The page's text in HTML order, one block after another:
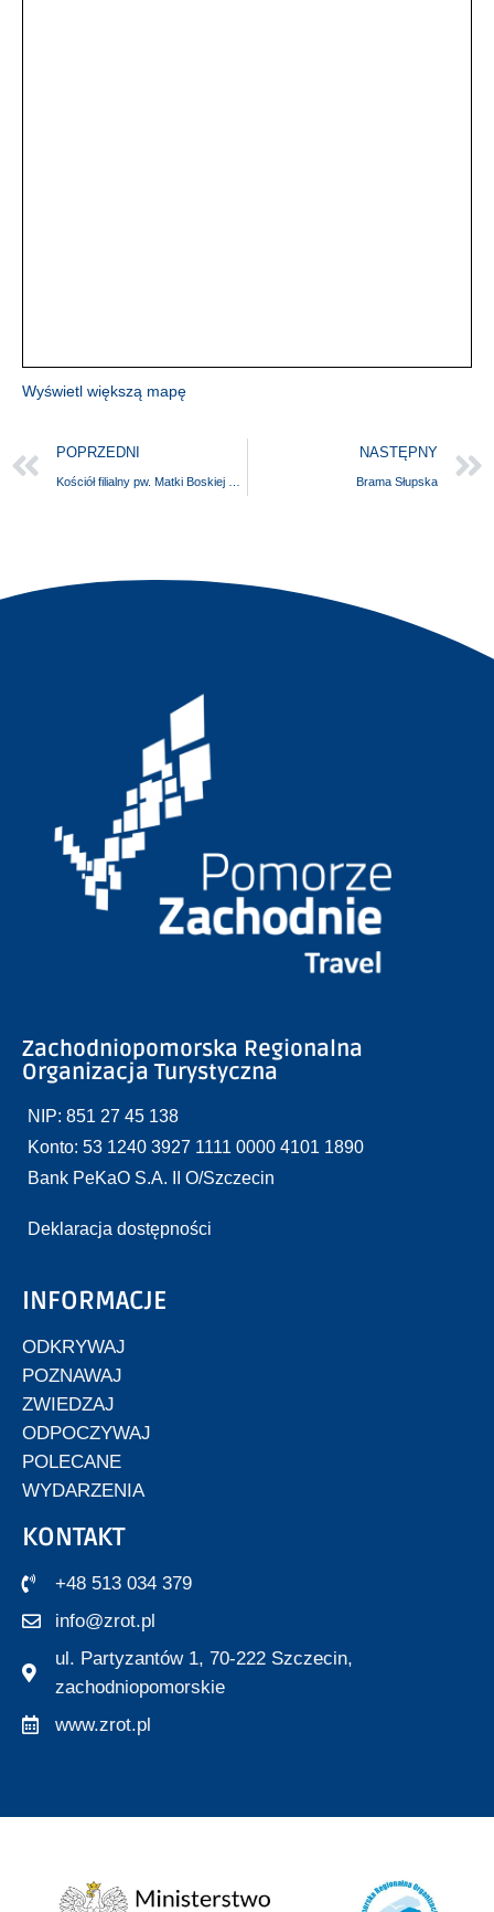
Wyświetl większą mapę
POPRZEDNI NASTĘPNY
Brama Słupska
Zachodniopomorska Regionalna
Organizacja Turystyczna
NIP: 851 27 45 138
Konto: 53 1240 3927 1111 0000 4101 1890
Bank PeKaO S.A. II O/Szczecin
Deklaracja dostępności
INFORMACJE
ODKRYWAJ
POZNAWAJ
ZWIEDZAJ
ODPOCZYWAJ
POLECANE
WYDARZENIA
KONTAKT
+48 513 034 379
info@zrot.pl
ul. Partyzantów 1, 70-222 Szczecin,
zachodniopomorskie
www.zrot.pl